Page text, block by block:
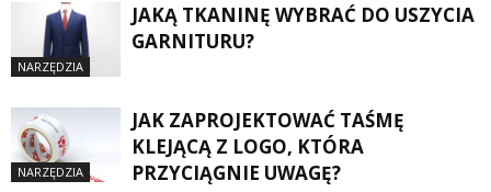
NARZĘDZIA
JAKĄ TKANINĘ WYBRAĆ DO USZYCIA
GARNITURU?
NARZĘDZIA
JAK ZAPROJEKTOWAĆ TAŚMĘ
KLEJĄCĄ Z LOGO, KTÓRA
PRZYCIĄGNIE UWAGĘ?